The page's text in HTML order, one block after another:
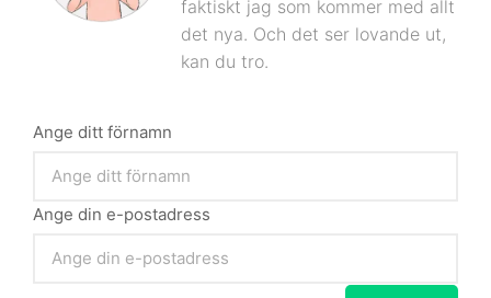
faktiskt jag som kommer med allt
det nya. Och det ser lovande ut,
kan du tro.
Ange ditt förnamn
Ange din e-postadress